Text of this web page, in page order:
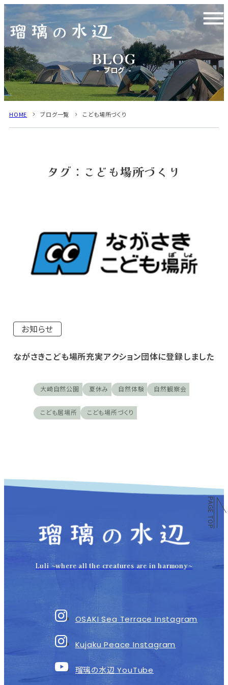
ブログ
HOME ブログ一覧 こども場所づくり
タグ：こども場所づくり
お知らせ
ながさきこども場所充実アクション団体に登録しました
大崎自然公園 夏休み 自然体験 自然観察会
こども居場所 こども場所づくり
Luli 〜where all the creatures are in harmony〜
OSAKI Sea Terrace Instagram
Kujaku Peace Instagram
瑠璃の水辺 YouTube
PAGE TOP